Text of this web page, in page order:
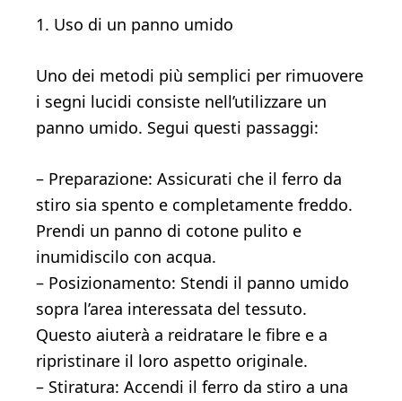
1. Uso di un panno umido
Uno dei metodi più semplici per rimuovere
i segni lucidi consiste nell’utilizzare un
panno umido. Segui questi passaggi:
– Preparazione: Assicurati che il ferro da
stiro sia spento e completamente freddo.
Prendi un panno di cotone pulito e
inumidiscilo con acqua.
– Posizionamento: Stendi il panno umido
sopra l’area interessata del tessuto.
Questo aiuterà a reidratare le fibre e a
ripristinare il loro aspetto originale.
– Stiratura: Accendi il ferro da stiro a una